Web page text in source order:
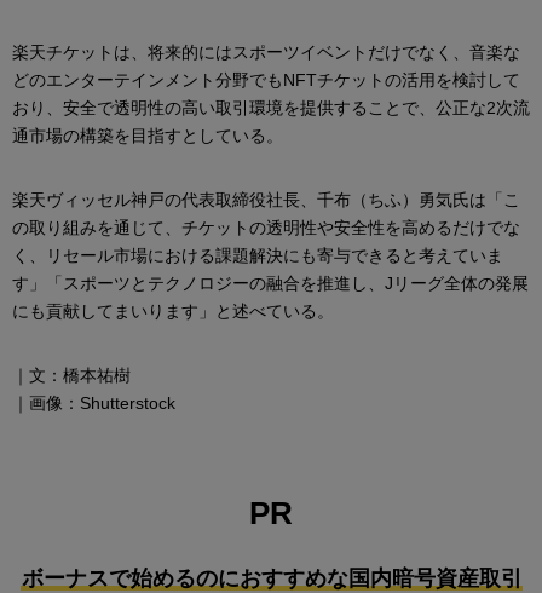
楽天チケットは、将来的にはスポーツイベントだけでなく、音楽な
どのエンターテインメント分野でもNFTチケットの活用を検討して
おり、安全で透明性の高い取引環境を提供することで、公正な2次流
通市場の構築を目指すとしている。
楽天ヴィッセル神戸の代表取締役社長、千布（ちふ）勇気氏は「こ
の取り組みを通じて、チケットの透明性や安全性を高めるだけでな
く、リセール市場における課題解決にも寄与できると考えていま
す」「スポーツとテクノロジーの融合を推進し、Jリーグ全体の発展
にも貢献してまいります」と述べている。
｜文：橋本祐樹
｜画像：Shutterstock
PR
ボーナスで始めるのにおすすめな国内暗号資産取引